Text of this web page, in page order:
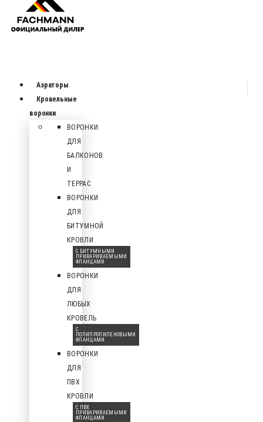
Аэраторы
Кровельные
воронки
ВОРОНКИ
ДЛЯ
БАЛКОНОВ
И
ТЕРРАС
ВОРОНКИ
ДЛЯ
БИТУМНОЙ
КРОВЛИ
С БИТУМНЫМИ
ПРИВАРИВАЕМЫМИ
ФЛАНЦАМИ
ВОРОНКИ
ДЛЯ
ЛЮБЫХ
КРОВЕЛЬ
С
ПОЛИПРОПИЛЕНОВЫМИ
ФЛАНЦАМИ
ВОРОНКИ
ДЛЯ
ПВХ
КРОВЛИ
С ПВХ
ПРИВАРИВАЕМЫМИ
ФЛАНЦАМИ